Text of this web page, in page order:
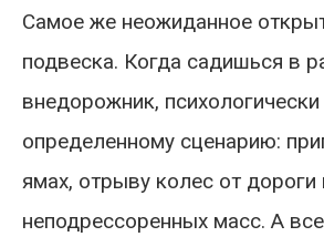
Самое же неожиданное
подвеска. Когда садишься в
внедорожник,
определенному сценарию:
ямах, отрыву колес от дороги
неподрессоренных масс. А